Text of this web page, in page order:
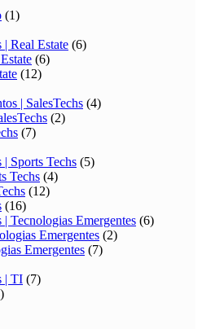
(1)
Real Estate (6)
(6)
(12)
| SalesTechs (4)
(2)
(7)
Sports Techs (5)
Techs (4)
(12)
(16)
Tecnologias Emergentes (6)
Emergentes (2)
Emergentes (7)
| TI (7)